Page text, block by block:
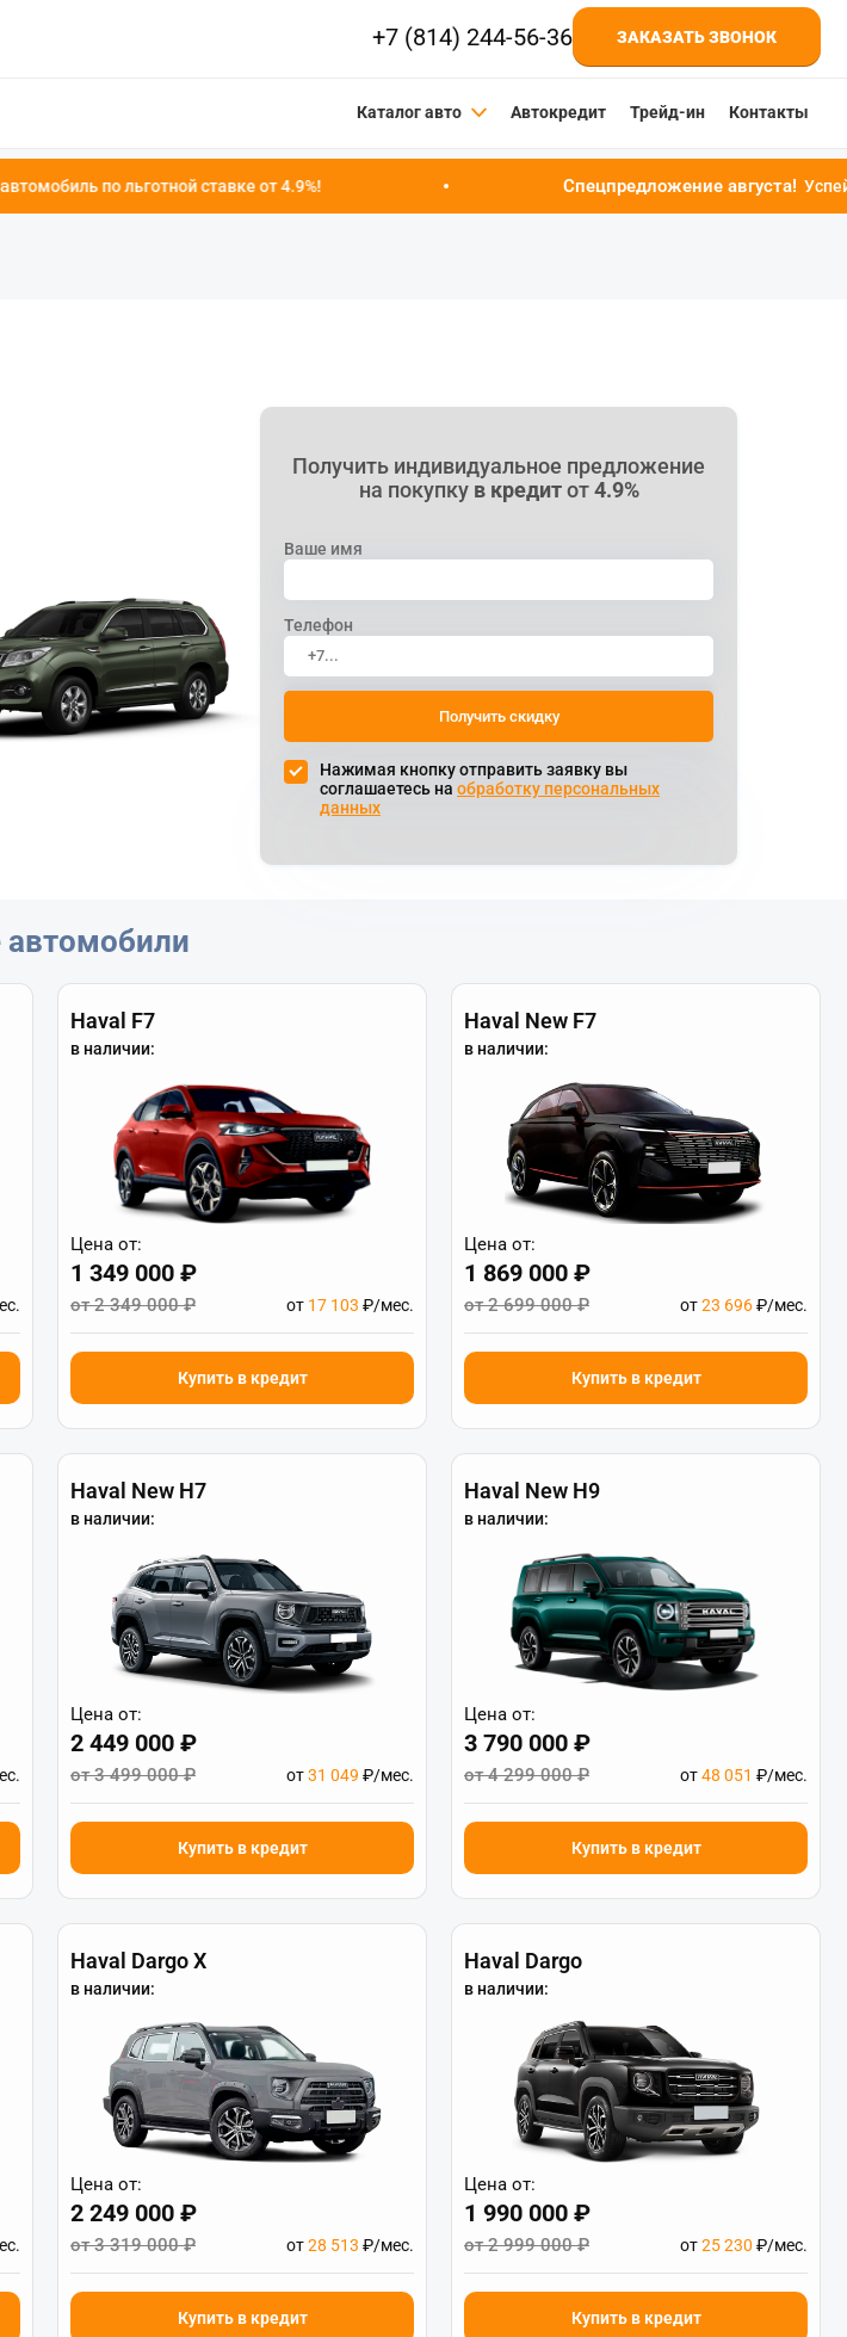
+7 (814) 244-56-36 ЗАКАЗАТЬ ЗВОНОК
Каталог авто Автокредит Трейд-ин Контакты
ставке от 4.9%! Спецпредложение августа!Успейте купить
Получить индивидуальное предложение
на покупку в кредитот4.9%
Ваше имя
Телефон
Получить скидку
Нажимая кнопку отправить заявку вы
соглашаетесь на обработку персональных
данных
Haval F7
в наличии:
Цена от:
1 349 000 ₽
от 2 349 000 ₽ от 17 103 ₽/мес.
Купить в кредит
Haval New F7
в наличии:
Цена от:
1 869 000 ₽
от 2 699 000 ₽ от23 696₽/мес.
Купить в кредит
Haval New H7
в наличии:
Цена от:
2 449 000 ₽
от 3 499 000 ₽ от31 049 ₽/мес.
Купить в кредит
Haval New H9
в наличии:
Цена от:
3 790 000 ₽
от 4 299 000 ₽ от48 051 ₽/мес.
Купить в кредит
Haval Dargo X
в наличии:
Цена от:
2 249 000 ₽
от 3 319 000 ₽ от28 513 ₽/мес.
Купить в кредит
Haval Dargo
в наличии:
Цена от:
1 990 000 ₽
от 2 999 000 ₽ от25 230 ₽/мес.
Купить в кредит